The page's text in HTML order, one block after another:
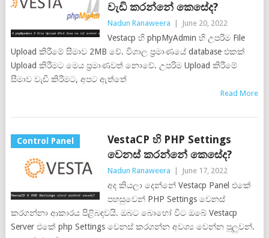
වැඩි කරන්නේ කෙසේද?
Nadun Ranaweera June 20, 2022
Vestacp හි phpMyAdmin හි උපරිම File
Upload කිරීමේ සීමාව 2MB වේ. විශාල ප්‍රමාණයේ database එකක්
Upload කිරීමට මෙය ප්‍රමාණවත් නොවේ. උපරිම Upload කිරීමේ
සීමාව වැඩි කිරීමට, අපට ඇත්තේ
Read More
Control Panel
VestaCP හි PHP Settings
වෙනස් කරන්නේ කෙසේද?
Nadun Ranaweera June 17, 2022
අද කියලා දෙන්නේ Vestacp Panel එකේ
පහසුවෙන් PHP Settings වෙනස්
කරගන්නා ආකාරය පිළිබඳවයි. ඔබට බොහෝ විට ඔබේ Vestacp
Server එකේ php Settings වෙනස් කරගන්න අවශ්‍ය වෙන්න පුලුවන්.